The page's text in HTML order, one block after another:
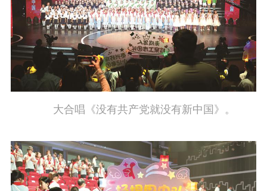
理论学习 宣传宣讲 研究阐释
哲学社科
社科强省 工作通知
成果集萃
江苏文脉
资料下载
新闻宣传
记者之家
品牌栏目
文化文艺
大合唱《没有共产党就没有新中国》。